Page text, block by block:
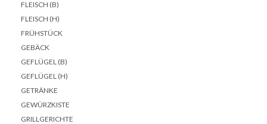
FLEISCH (B)
FLEISCH (H)
FRÜHSTÜCK
GEBÄCK
GEFLÜGEL (B)
GEFLÜGEL (H)
GETRÄNKE
GEWÜRZKISTE
GRILLGERICHTE